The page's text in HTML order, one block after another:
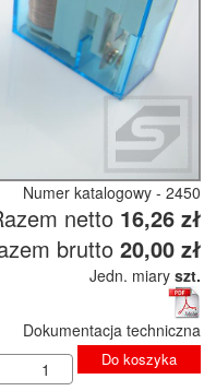
Numer katalogowy - 2450
netto 16,26 zł
brutto 20,00 zł
Jedn. miary szt.
Dokumentacja techniczna
Do koszyka